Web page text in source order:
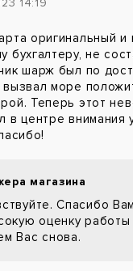
14:19
оригинальный и
бухгалтеру, не
шарж был по
море
Теперь этот
в центре внимания
магазина
Спасибо
оценку
Вас снова.